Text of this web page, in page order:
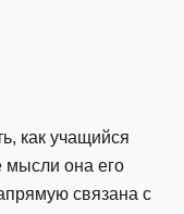
как учащийся
мысли она его
связана с